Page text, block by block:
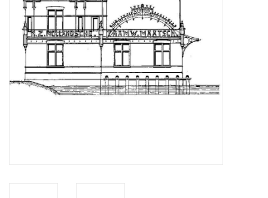
Nieuwe tekeningen
NIEUWE TIJDSCHRIFTEN
ABONNEMENT DE
MODELBOUWER